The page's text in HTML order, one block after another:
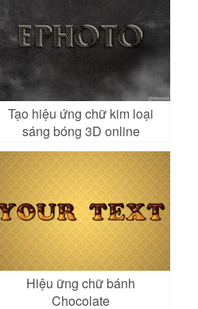
Tạo hiệu ứng chữ kim loại
sáng bóng 3D online
Hiệu ững chữ bánh
Chocolate